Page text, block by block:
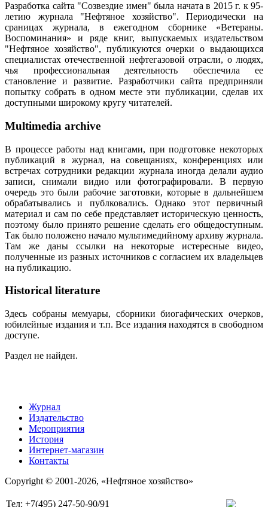
Разработка сайта "Созвездие имен" была начата в 2015 г. к 95-
летию журнала "Нефтяное хозяйство". Периодически на
сраницах журнала, в ежегодном сборнике «Ветераны.
Воспоминания» и ряде книг, выпускаемых издательством
"Нефтяное хозяйство", публикуются очерки о выдающихся
специалистах отечественной нефтегазовой отрасли, о людях,
чья профессиональная деятельность обеспечила ее
становление и развитие. Разработчики сайта предприняли
попытку собрать в одном месте эти публикации, сделав их
доступными широкому кругу читателей.
Multimedia archive
В процессе работы над книгами, при подготовке некоторых
публикаций в журнал, на совещаниях, конференциях или
встречах сотрудники редакции журнала иногда делали аудио
записи, снимали видио или фотографировали. В первую
очередь это были рабочие заготовки, которые в дальнейшем
обрабатывались и публковались. Однако этот первичный
материал и сам по себе представляет историческую ценность,
поэтому было принято решение сделать его общедоступным.
Так было положено начало мультимедийному архиву журнала.
Там же даны ссылки на некоторые истересные видео,
полученные из разных источников с согласием их владельцев
на публикацию.
Historical literature
Здесь собраны мемуары, сборники биогафических очерков,
юбилейные издания и т.п. Все издания находятся в свободном
доступе.
Раздел не найден.
Журнал
Издательство
Мероприятия
История
Интернет-магазин
Контакты
Copyright © 2001-2026, «Нефтяное хозяйство»
Тел: +7(495) 247-50-90/91